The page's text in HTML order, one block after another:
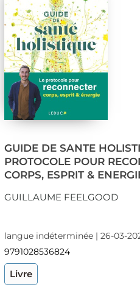
GUIDE DE SANTE
PROTOCOLE POUR
CORPS, ESPRIT &
GUILLAUME FEELGOOD
langue indéterminée | 26-03-
9791028536824
Livre